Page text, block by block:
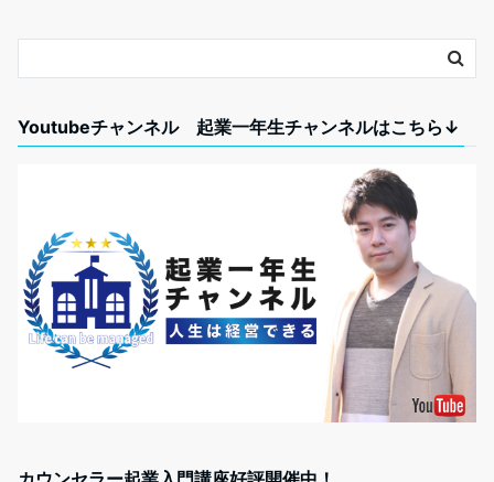
Youtubeチャンネル 起業一年生チャンネルはこちら↓